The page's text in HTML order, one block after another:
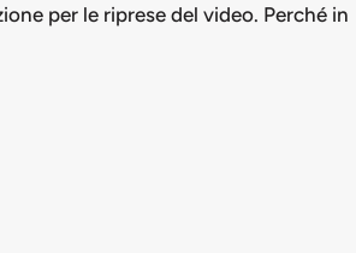
per le riprese del video. Perché in